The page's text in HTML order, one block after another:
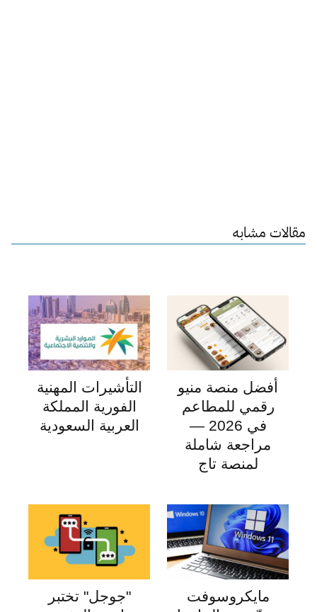
مقالات مشابه
أفضل منصة منيو
رقمي للمطاعم
في 2026 —
مراجعة شاملة
لمنصة تاج
التأشيرات المهنية
الفورية المملكة
العربية السعودية
مايكروسوفت
"جوجل" تختبر